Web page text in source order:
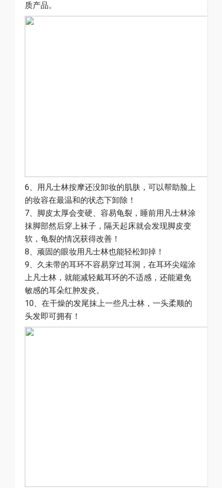
质产品。
6、用凡士林按摩还没卸妆的肌肤，可以帮助脸上
的妆容在最温和的状态下卸除！
7、脚皮太厚会变硬、容易龟裂，睡前用凡士林涂
抹脚部然后穿上袜子，隔天起床就会发现脚皮变
软，龟裂的情况获得改善！
8、顽固的眼妆用凡士林也能轻松卸掉！
9、久未带的耳环不容易穿过耳洞，在耳环尖端涂
上凡士林，就能减轻戴耳环的不适感，还能避免
敏感的耳朵红肿发炎。
10、在干燥的发尾抹上一些凡士林，一头柔顺的
头发即可拥有！